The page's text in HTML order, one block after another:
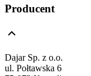
Producent
Dajar Sp. z o.o.
ul. Połtawska 6